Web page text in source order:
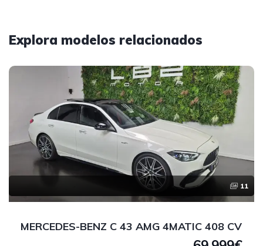
Explora modelos relacionados
11
MERCEDES-BENZ C 43 AMG 4MATIC 408 CV